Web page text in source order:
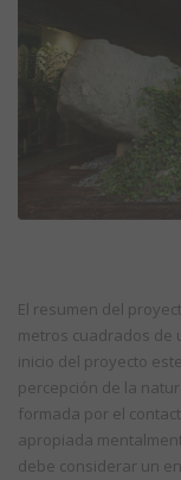
El resumen del
metros cuadrados de
inicio del proyecto
percepción de la
formada por el
apropiada
debe considerar un